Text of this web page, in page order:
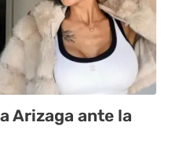
Arizaga ante la